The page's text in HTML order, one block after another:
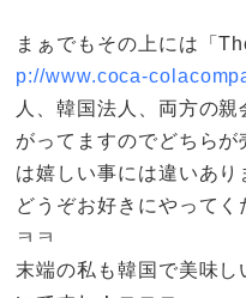
まぁでもその上には「
p://www.coca-
人、韓国法人、両方の
がってますのでどちら
は嬉しい事には違いあり
どうぞお好きにやって
ㅋㅋ
末端の私も韓国で美味し